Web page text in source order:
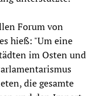
Forum von
hieß: "Um eine
im Osten und
die gesamte